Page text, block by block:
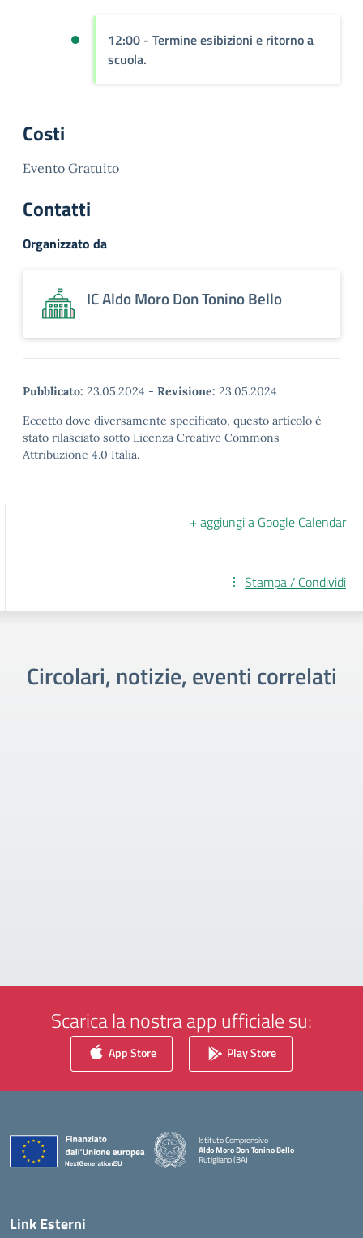
12:00 - Termine esibizioni e ritorno a
scuola.
Costi
Evento Gratuito
Contatti
Organizzato da
IC Aldo Moro Don Tonino Bello
Pubblicato: 23.05.2024 - Revisione: 23.05.2024
Eccetto dove diversamente specificato, questo articolo è
stato rilasciato sotto Licenza Creative Commons
Attribuzione 4.0 Italia.
+ aggiungi a Google Calendar
Stampa / Condividi
Circolari, notizie, eventi correlati
Scarica la nostra app ufficiale su:
App Store Play Store
Istituto Comprensivo
Aldo Moro Don Tonino Bello
Rutigliano (BA)
— Visita la pagina iniziale della scuola
Link Esterni